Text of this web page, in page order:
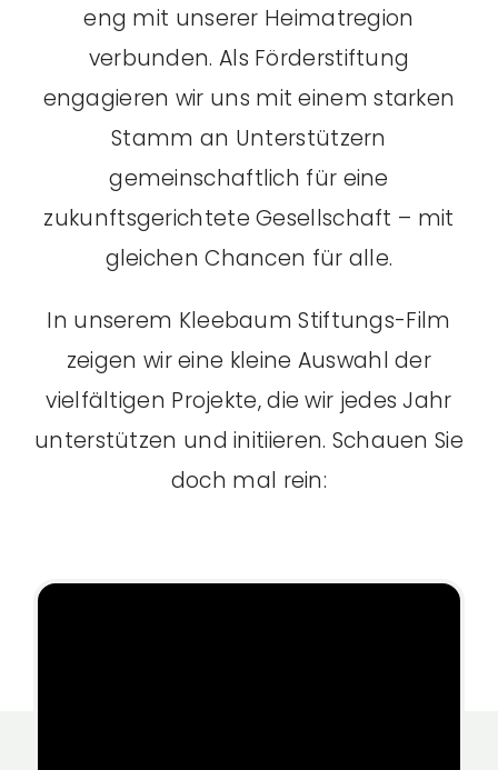
eng mit unserer Heimatregion
verbunden. Als Förderstiftung
engagieren wir uns mit einem starken
Stamm an Unterstützern
gemeinschaftlich für eine
zukunftsgerichtete Gesellschaft – mit
gleichen Chancen für alle.
In unserem Kleebaum Stiftungs-Film
zeigen wir eine kleine Auswahl der
vielfältigen Projekte, die wir jedes Jahr
unterstützen und initiieren. Schauen Sie
doch mal rein: